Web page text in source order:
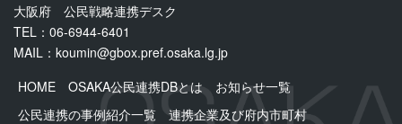
大阪府 公民戦略連携デスク
TEL：06-6944-6401
MAIL： koumin@gbox.pref.osaka.lg.jp
HOME
OSAKA公民連携DBとは
お知らせ一覧
公民連携の事例紹介一覧
連携企業及び府内市町村